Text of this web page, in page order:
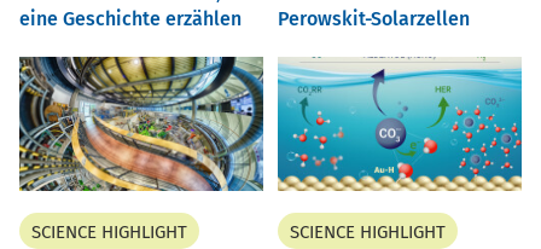
eine Geschichte erzählen
Perowskit-Solarzellen
SCIENCE HIGHLIGHT SCIENCE HIGHLIGHT